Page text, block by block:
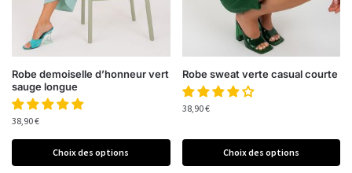
Robe demoiselle d’honneur vert
sauge longue
38,90€
Choix des options
Robe sweat verte casual courte
38,90€
Choix des options